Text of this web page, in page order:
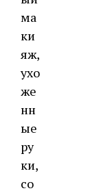
ма
ки
яж,
ухо
же
нн
ые
ру
ки,
со